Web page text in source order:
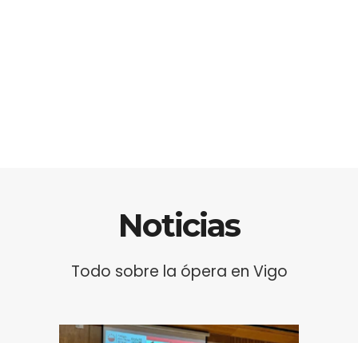
Noticias
Todo sobre la ópera en Vigo